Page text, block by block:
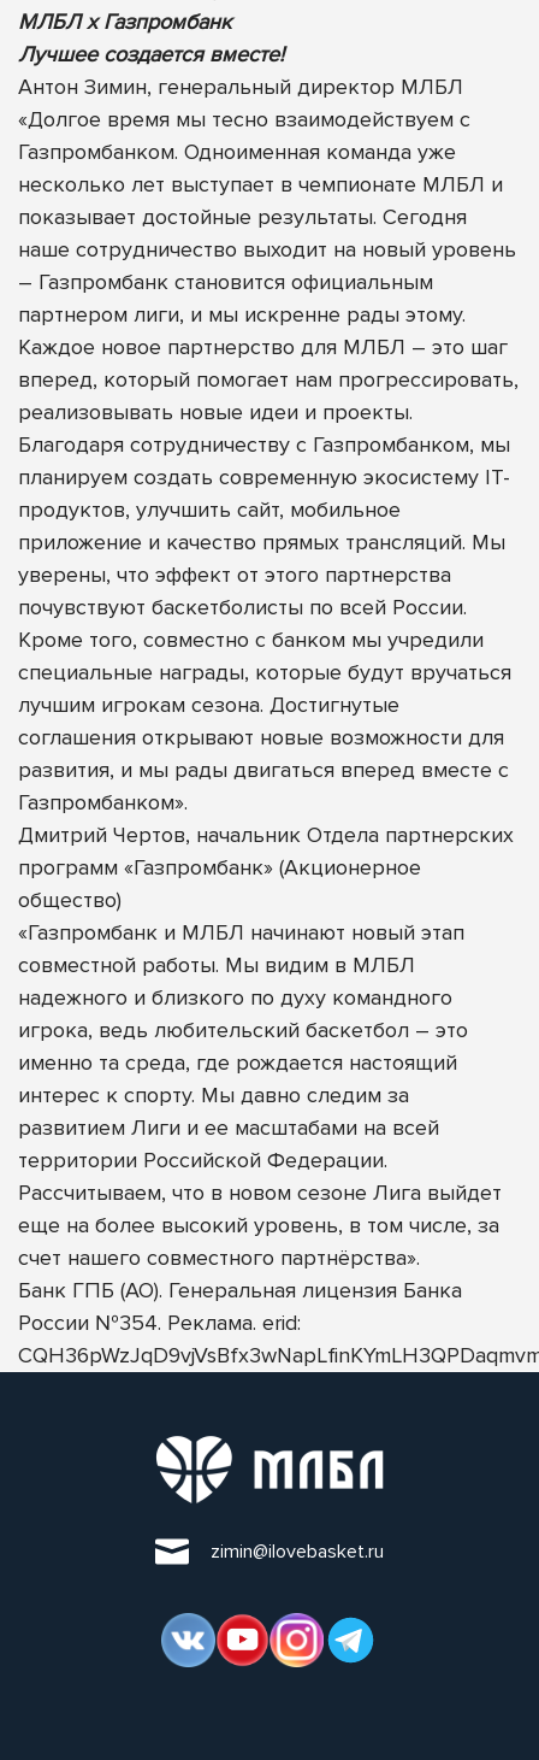
МЛБЛ х Газпромбанк
Лучшее создается вместе!
Антон Зимин, генеральный директор МЛБЛ
«Долгое время мы тесно взаимодействуем с
Газпромбанком. Одноименная команда уже
несколько лет выступает в чемпионате МЛБЛ и
показывает достойные результаты. Сегодня
наше сотрудничество выходит на новый уровень
– Газпромбанк становится официальным
партнером лиги, и мы искренне рады этому.
Каждое новое партнерство для МЛБЛ – это шаг
вперед, который помогает нам прогрессировать,
реализовывать новые идеи и проекты.
Благодаря сотрудничеству с Газпромбанком, мы
планируем создать современную экосистему IT-
продуктов, улучшить сайт, мобильное
приложение и качество прямых трансляций. Мы
уверены, что эффект от этого партнерства
почувствуют баскетболисты по всей России.
Кроме того, совместно с банком мы учредили
специальные награды, которые будут вручаться
лучшим игрокам сезона. Достигнутые
соглашения открывают новые возможности для
развития, и мы рады двигаться вперед вместе с
Газпромбанком».
Дмитрий Чертов, начальник Отдела партнерских
программ «Газпромбанк» (Акционерное
общество)
«Газпромбанк и МЛБЛ начинают новый этап
совместной работы. Мы видим в МЛБЛ
надежного и близкого по духу командного
игрока, ведь любительский баскетбол – это
именно та среда, где рождается настоящий
интерес к спорту. Мы давно следим за
развитием Лиги и ее масштабами на всей
территории Российской Федерации.
Рассчитываем, что в новом сезоне Лига выйдет
еще на более высокий уровень, в том числе, за
счет нашего совместного партнёрства».
Банк ГПБ (АО). Генеральная лицензия Банка
России №354. Реклама. erid:
zimin@ilovebasket.ru